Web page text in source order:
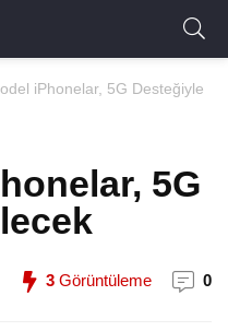
iPhonelar, 5G Desteğiyle
5G
3 Görüntüleme 0